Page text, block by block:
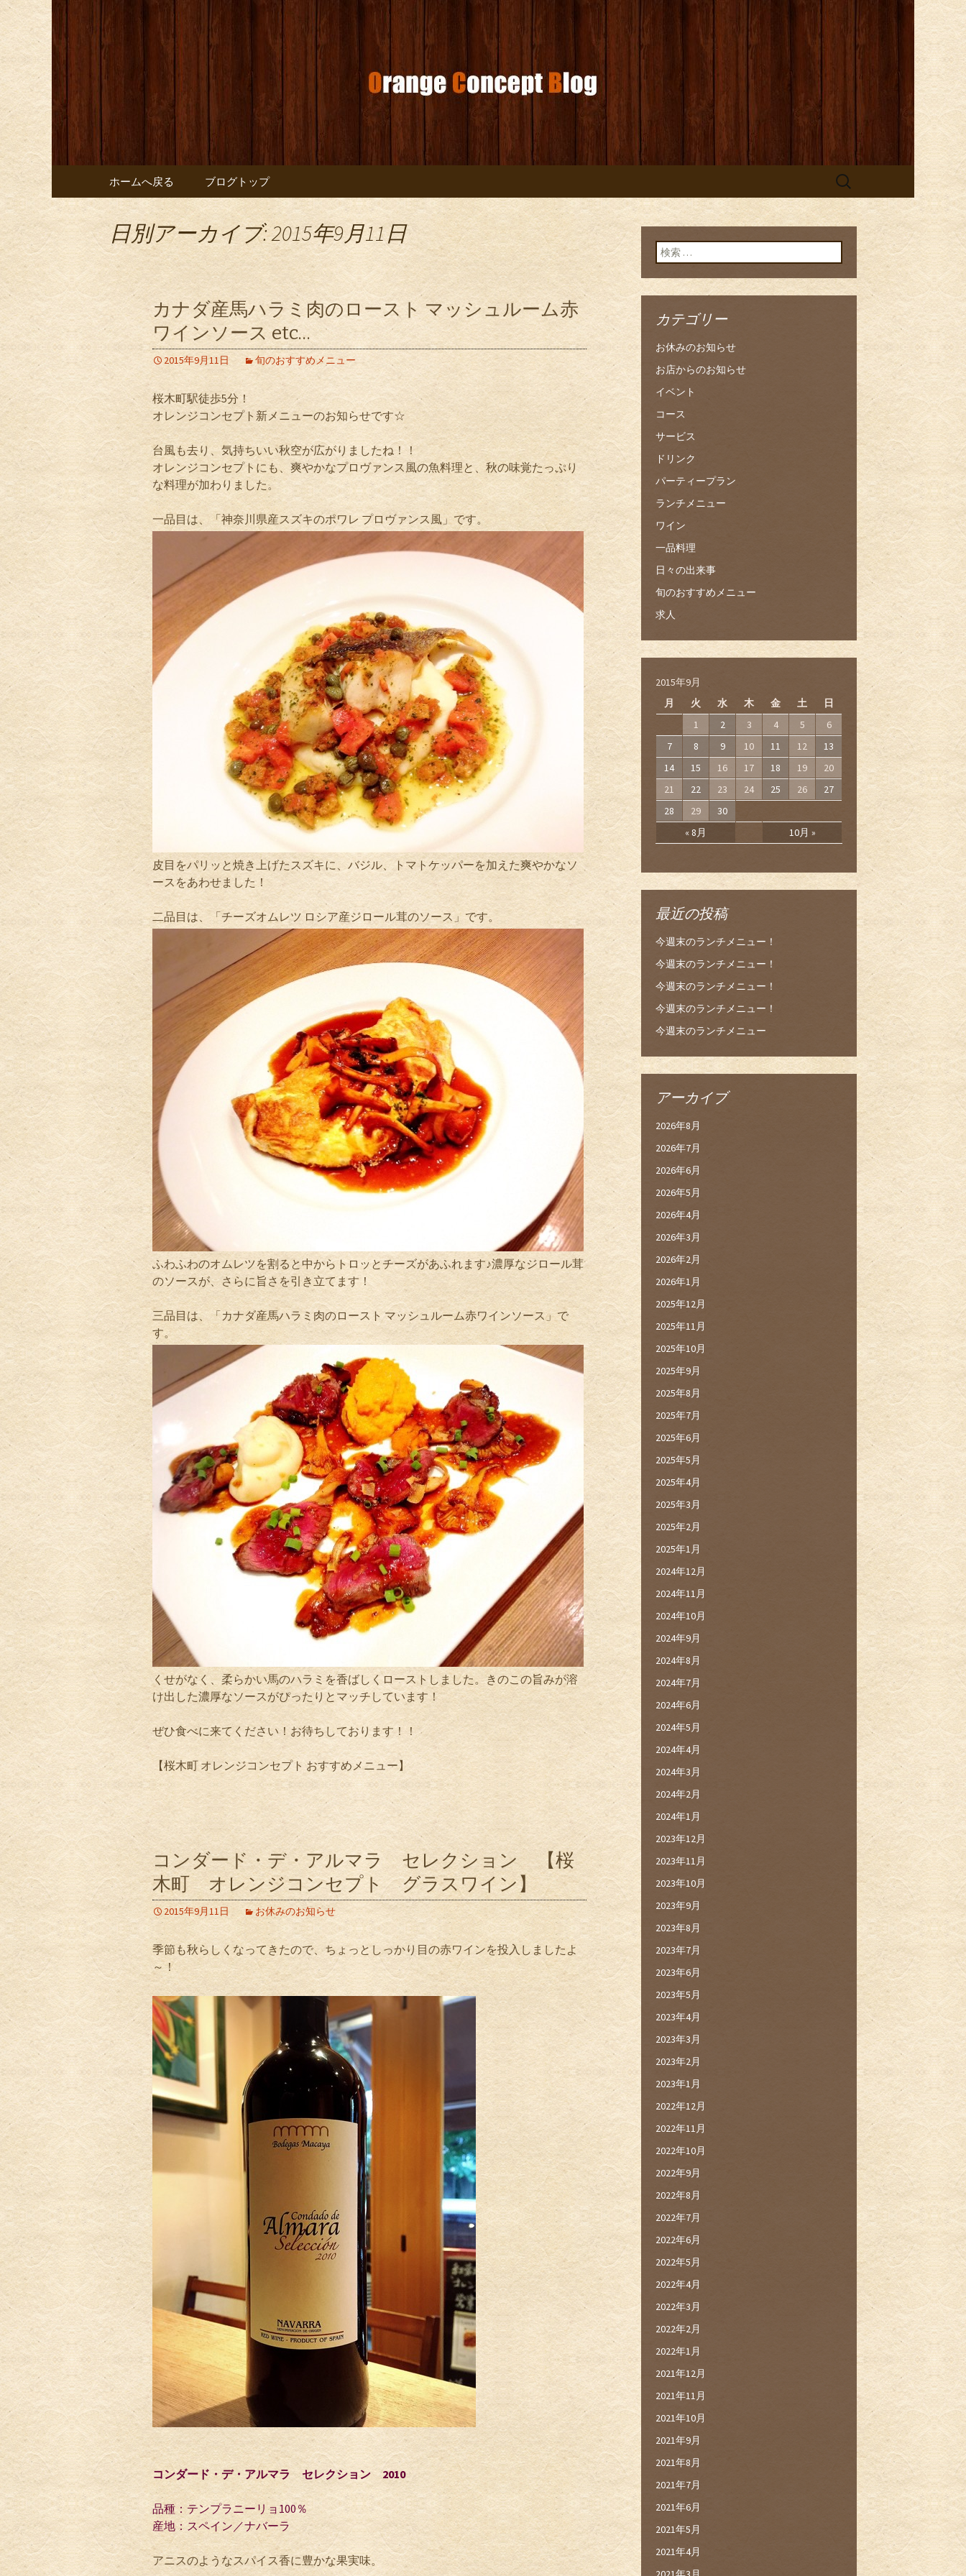
オレンジコンセプトブログ
お店からのお知らせ
コンテンツへ移動
ホームへ戻る ブログトップ
検
日別アーカイブ: 2015年9月11日
カナダ産馬ハラミ肉のロースト マッシュルーム赤
ワインソース etc…
2015年9月11日 旬のおすすめメニュー
桜木町駅徒歩5分！
オレンジコンセプト新メニューのお知らせです☆
台風も去り、気持ちいい秋空が広がりましたね！！
オレンジコンセプトにも、爽やかなプロヴァンス風の魚料理と、秋の味覚たっぷり
な料理が加わりました。
一品目は、「神奈川県産スズキのポワレ プロヴァンス風」です。
皮目をパリッと焼き上げたスズキに、バジル、トマトケッパーを加えた爽やかなソ
ースをあわせました！
二品目は、「チーズオムレツ ロシア産ジロール茸のソース」です。
ふわふわのオムレツを割ると中からトロッとチーズがあふれます♪濃厚なジロール茸
のソースが、さらに旨さを引き立てます！
三品目は、「カナダ産馬ハラミ肉のロースト マッシュルーム赤ワインソース」で
す。
くせがなく、柔らかい馬のハラミを香ばしくローストしました。きのこの旨みが溶
け出した濃厚なソースがぴったりとマッチしています！
ぜひ食べに来てください！お待ちしております！！
【桜木町 オレンジコンセプト おすすめメニュー】
コンダード・デ・アルマラ セレクション 【桜
木町 オレンジコンセプト グラスワイン】
2015年9月11日 お休みのお知らせ
季節も秋らしくなってきたので、ちょっとしっかり目の赤ワインを投入しましたよ
～！
コンダード・デ・アルマラ セレクション 2010
品種：テンプラニーリョ100％
産地：スペイン／ナバーラ
アニスのようなスパイス香に豊かな果実味。
検索:
カテゴリー
お休みのお知らせ
お店からのお知らせ
イベント
コース
サービス
ドリンク
パーティープラン
ランチメニュー
ワイン
一品料理
日々の出来事
旬のおすすめメニュー
求人
2015年9月
月
火 水 木 金 土 日
« 8月 10月 »
1 2 3 4 5
6
7
8 9 10 11 12
13
14
15 16 17 18 19
20
21
22 23 24 25 26
27
28
29 30
最近の投稿
今週末のランチメニュー！
今週末のランチメニュー！
今週末のランチメニュー！
今週末のランチメニュー！
今週末のランチメニュー
アーカイブ
2026年8月
2026年7月
2026年6月
2026年5月
2026年4月
2026年3月
2026年2月
2026年1月
2025年12月
2025年11月
2025年10月
2025年9月
2025年8月
2025年7月
2025年6月
2025年5月
2025年4月
2025年3月
2025年2月
2025年1月
2024年12月
2024年11月
2024年10月
2024年9月
2024年8月
2024年7月
2024年6月
2024年5月
2024年4月
2024年3月
2024年2月
2024年1月
2023年12月
2023年11月
2023年10月
2023年9月
2023年8月
2023年7月
2023年6月
2023年5月
2023年4月
2023年3月
2023年2月
2023年1月
2022年12月
2022年11月
2022年10月
2022年9月
2022年8月
2022年7月
2022年6月
2022年5月
2022年4月
2022年3月
2022年2月
2022年1月
2021年12月
2021年11月
2021年10月
2021年9月
2021年8月
2021年7月
2021年6月
2021年5月
2021年4月